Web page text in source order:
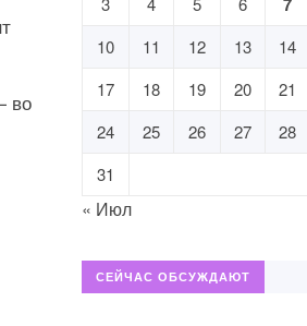
во
10
11 12 13 14
17
18 19 20 21
24
25 26 27 28
31
« Июл
СЕЙЧАС ОБСУЖДАЮТ